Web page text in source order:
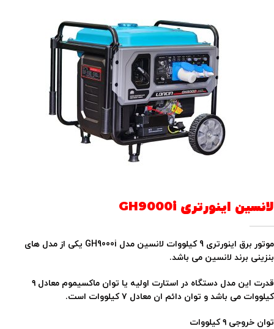
لانسین اینورتری GH9000i
موتور برق اینورتری 9 کیلووات لانسین مدل GH9000i یکی از مدل های
بنزینی برند لانسین می باشد.
قدرت این مدل دستگاه در استارت اولیه یا توان ماکسیموم معادل ۹
کیلووات می باشد و توان دائم ان معادل ۷ کیلووات است.
توان خروجی ۹ کیلووات